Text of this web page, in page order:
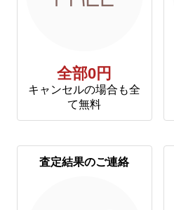
全部0円
キャンセルの場合も全
て無料
査定結果のご連絡